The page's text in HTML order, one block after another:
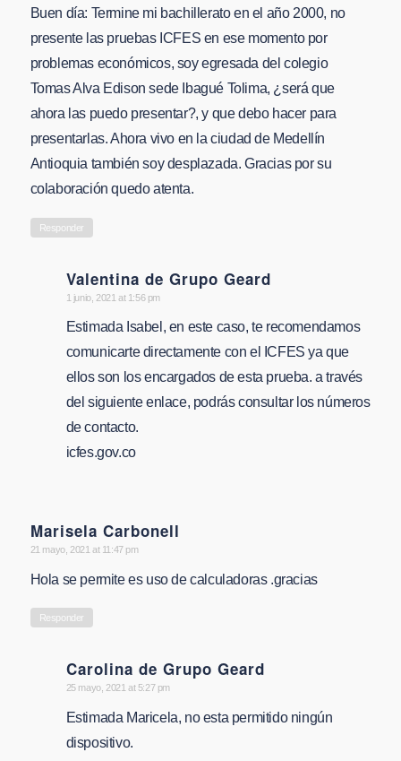
Buen día: Termine mi bachillerato en el año 2000, no
presente las pruebas ICFES en ese momento por
problemas económicos, soy egresada del colegio
Tomas Alva Edison sede Ibagué Tolima, ¿será que
ahora las puedo presentar?, y que debo hacer para
presentarlas. Ahora vivo en la ciudad de Medellín
Antioquia también soy desplazada. Gracias por su
colaboración quedo atenta.
Responder
Valentina de Grupo Geard
says:
1 junio, 2021 at 1:56 pm
Estimada Isabel, en este caso, te recomendamos
comunicarte directamente con el ICFES ya que
ellos son los encargados de esta prueba. a través
del siguiente enlace, podrás consultar los números
de contacto.
icfes.gov.co
Marisela Carbonell
says:
21 mayo, 2021 at 11:47 pm
Hola se permite es uso de calculadoras .gracias
Responder
Carolina de Grupo Geard
says:
25 mayo, 2021 at 5:27 pm
Estimada Maricela, no esta permitido ningún
dispositivo.